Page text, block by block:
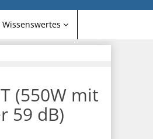
Wissenswertes
(550W mit
59 dB)